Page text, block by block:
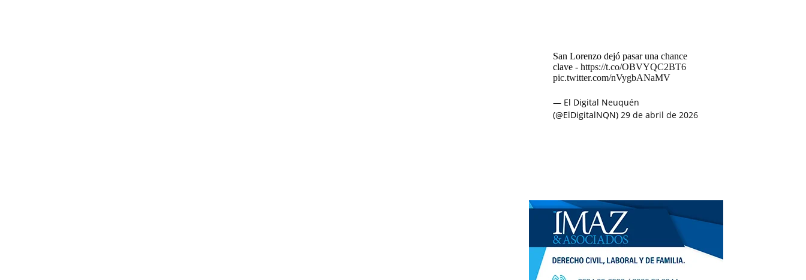
San Lorenzo dejó pasar una chance
clave - https://t.co/OBVYQC2BT6
pic.twitter.com/nVygbANaMV
— El Digital Neuquén
(@ElDigitalNQN) 29 de abril de 2026